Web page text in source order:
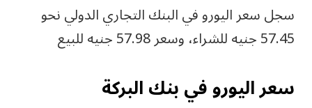
سجل سعر اليورو في البنك التجاري الدولي نحو
57.45 جنيه للشراء، وسعر 57.98 جنيه للبيع
سعر اليورو في بنك البركة